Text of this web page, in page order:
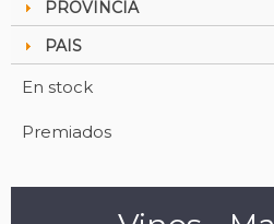
PROVINCIA
PAIS
En stock
Premiados